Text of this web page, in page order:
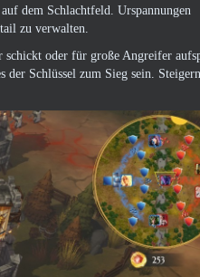
dem Schlachtfeld. Urspannungen
zu verwalten.
schickt oder für große Angreifer
der Schlüssel zum Sieg sein.